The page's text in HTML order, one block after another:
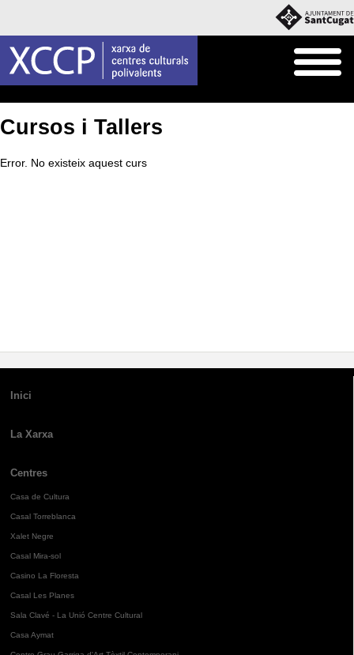
Cursos i Tallers
Error. No existeix aquest curs
Inici
La Xarxa
Centres
Casa de Cultura
Casal Torreblanca
Xalet Negre
Casal Mira-sol
Casino La Floresta
Casal Les Planes
Sala Clavé - La Unió Centre Cultural
Casa Aymat